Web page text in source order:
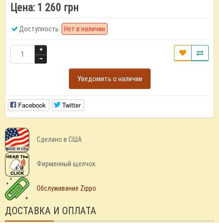
Цена: 1 260 грн
Доступность: Нет в наличии
Уведомить о наличии
Facebook Twitter
Сделано в США
Фирменный щелчок
Обслуживание Zippo
ДОСТАВКА И ОПЛАТА